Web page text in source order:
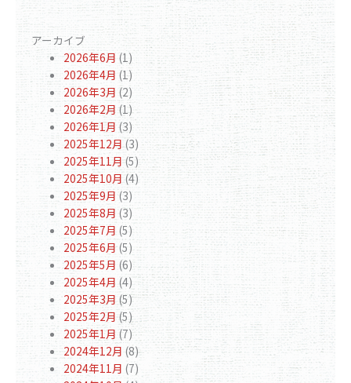
アーカイブ
2026年6月 (1)
2026年4月 (1)
2026年3月 (2)
2026年2月(1)
2026年1月 (3)
2025年12月(3)
2025年11月 (5)
2025年10月 (4)
2025年9月 (3)
2025年8月 (3)
2025年7月 (5)
2025年6月(5)
2025年5月 (6)
2025年4月 (4)
2025年3月 (5)
2025年2月 (5)
2025年1月 (7)
2024年12月 (8)
2024年11月 (7)